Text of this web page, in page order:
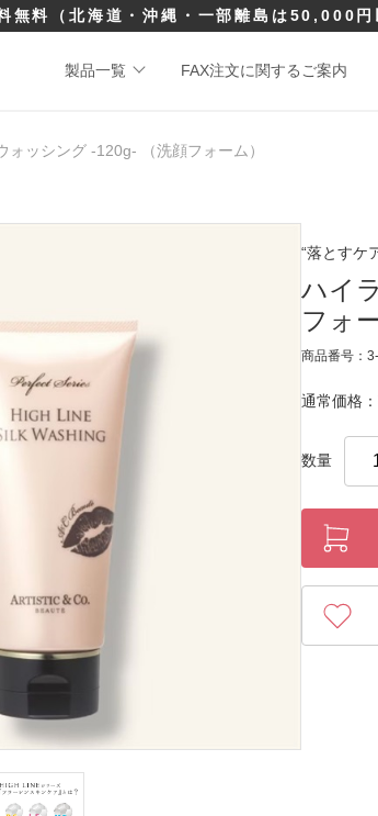
無料 （北海道・沖縄・一部離島は50,000円
製品一覧 FAX注文に関するご案内
ォッシング -120g- （洗顔フォーム）
“落とすケ
ハイ
フォ
商品番号：
通常価格
数量